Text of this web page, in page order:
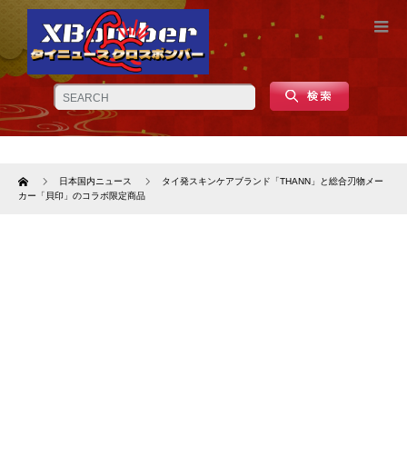
Home 日本国内ニュース
タイ発スキンケアブランド「THANN」と総合刃物メー
カー「貝印」のコラボ限定商品